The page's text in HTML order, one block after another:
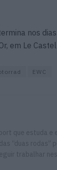
nos
em Le
EWC
que estuda e
“duas
trabalhar